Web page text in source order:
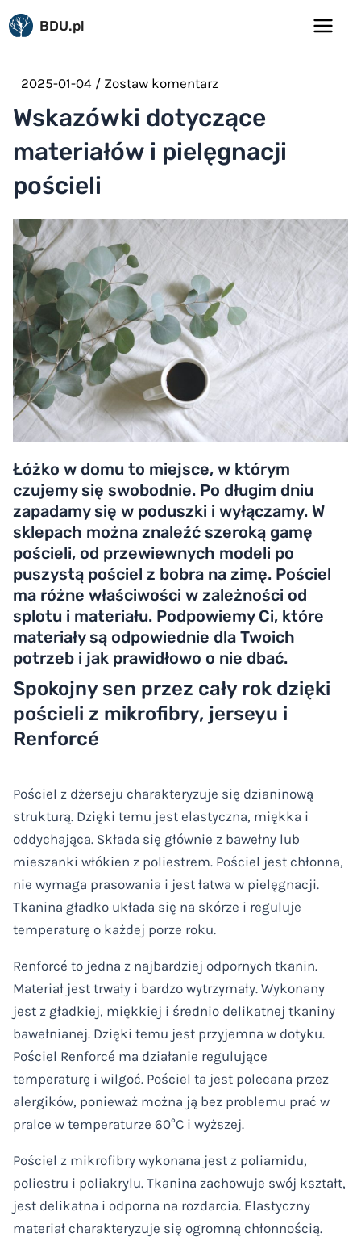
Pomiń
do
treści
BDU.pl
Main
2025-01-04 / Zostaw komentarz
Wskazówki dotyczące
materiałów i pielęgnacji
pościeli
Łóżko w domu to miejsce, w którym
czujemy się swobodnie. Po długim dniu
zapadamy się w poduszki i wyłączamy. W
sklepach można znaleźć szeroką gamę
pościeli, od przewiewnych modeli po
puszystą pościel z bobra na zimę. Pościel
ma różne właściwości w zależności od
splotu i materiału. Podpowiemy Ci, które
materiały są odpowiednie dla Twoich
potrzeb i jak prawidłowo o nie dbać.
Spokojny sen przez cały rok dzięki
pościeli z mikrofibry, jerseyu i
Renforcé
Pościel z dżerseju charakteryzuje się dzianinową
strukturą. Dzięki temu jest elastyczna, miękka i
oddychająca. Składa się głównie z bawełny lub
mieszanki włókien z poliestrem. Pościel jest chłonna,
nie wymaga prasowania i jest łatwa w pielęgnacji.
Tkanina gładko układa się na skórze i reguluje
temperaturę o każdej porze roku.
Renforcé to jedna z najbardziej odpornych tkanin.
Materiał jest trwały i bardzo wytrzymały. Wykonany
jest z gładkiej, miękkiej i średnio delikatnej tkaniny
bawełnianej. Dzięki temu jest przyjemna w dotyku.
Pościel Renforcé ma działanie regulujące
temperaturę i wilgoć. Pościel ta jest polecana przez
alergików, ponieważ można ją bez problemu prać w
pralce w temperaturze 60°C i wyższej.
Pościel z mikrofibry wykonana jest z poliamidu,
poliestru i poliakrylu. Tkanina zachowuje swój kształt,
jest delikatna i odporna na rozdarcia. Elastyczny
materiał charakteryzuje się ogromną chłonnością.